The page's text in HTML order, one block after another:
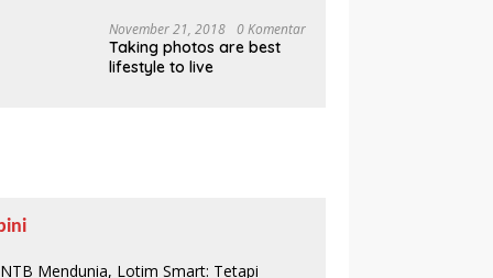
hingga Tanam 1.000
Mangrove
November 21, 2018 0 Komentar
Taking photos are best
lifestyle to live